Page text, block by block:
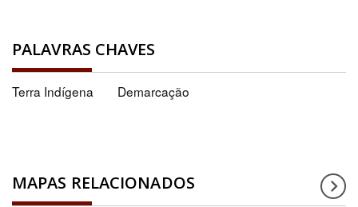
PALAVRAS CHAVES
Terra Indígena Demarcação
MAPAS RELACIONADOS